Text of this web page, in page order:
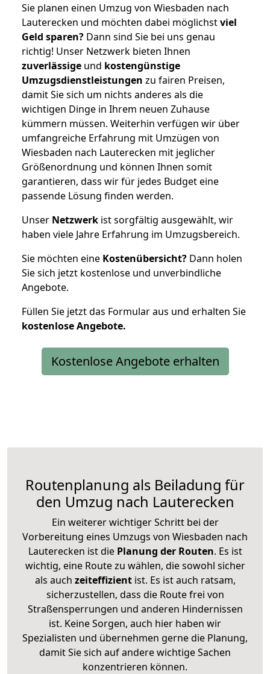
Sie planen einen Umzug von Wiesbaden nach
Lauterecken und möchten dabei möglichstviel
Geld sparen? Dann sind Sie bei uns genau
richtig! Unser Netzwerk bieten Ihnen
zuverlässige und kostengünstige
Umzugsdienstleistungen zu fairen Preisen,
damit Sie sich um nichts anderes als die
wichtigen Dinge in Ihrem neuen Zuhause
kümmern müssen. Weiterhin verfügen wir über
umfangreiche Erfahrung mit Umzügen von
Wiesbaden nach Lauterecken mit jeglicher
Größenordnung und können Ihnen somit
garantieren, dass wir für jedes Budget eine
passende Lösung finden werden.
Unser Netzwerk ist sorgfältig ausgewählt, wir
haben viele Jahre Erfahrung im Umzugsbereich.
Sie möchten eine Kostenübersicht? Dann holen
Sie sich jetzt kostenlose und unverbindliche
Angebote.
Füllen Sie jetzt das Formular aus und erhalten Sie
kostenloseAngebote.
Kostenlose Angebote erhalten
Routenplanung als Beiladung für
den Umzug nach Lauterecken
Ein weiterer wichtiger Schritt bei der
Vorbereitung eines Umzugs von Wiesbaden nach
Lauterecken ist diePlanung der Routen. Es ist
wichtig, eine Route zu wählen, die sowohl sicher
als auch zeiteffizientist. Es ist auch ratsam,
sicherzustellen, dass die Route frei von
Straßensperrungen und anderen Hindernissen
ist. Keine Sorgen, auch hier haben wir
Spezialisten und übernehmen gerne die Planung,
damit Sie sich auf andere wichtige Sachen
konzentrieren können.